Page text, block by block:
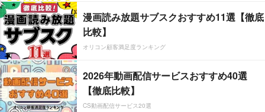
漫画読み放題サブスクおすすめ11選【徹底
比較】
オリコン顧客満足度ランキング
2026年動画配信サービスおすすめ40選
【徹底比較】
CS動画配信サービス20選